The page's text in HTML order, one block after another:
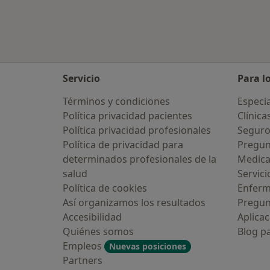
Servicio
Términos y condiciones
Política privacidad pacientes
Política privacidad profesionales
Política de privacidad para
determinados profesionales de la
salud
Política de cookies
Así organizamos los resultados
Accesibilidad
Quiénes somos
Empleos
Nuevas posiciones
Partners
Para
Blog